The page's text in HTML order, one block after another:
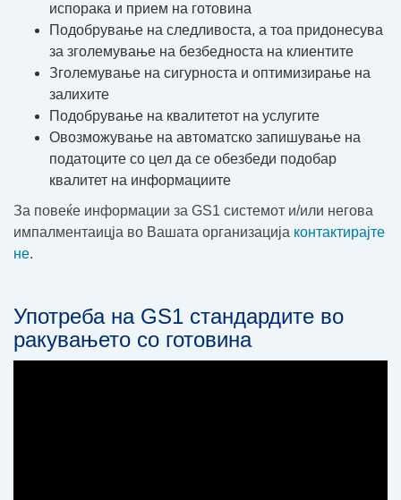
испорака и прием на готовина
Подобрување на следливоста, а тоа придонесува
за зголемување на безбедноста на клиентите
Зголемување на сигурноста и оптимизирање на
залихите
Подобрување на квалитетот на услугите
Овозможување на автоматско запишување на
податоците со цел да се обезбеди подобар
квалитет на информациите
За повеќе информации за GS1 системот и/или негова
импалментаицја во Вашата организација контактирајте
не.
Употреба на GS1 стандардите во
ракувањето со готовина